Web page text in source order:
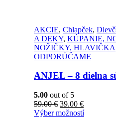
AKCIE, Chlapček,
A DEKY, KÚPANIE,
NOŽIČKY, HLAVIČKA
ODPORÚČAME
ANJEL – 8 dielna
5.00 out of 5
59.00€ 39.00 €
Výber možností